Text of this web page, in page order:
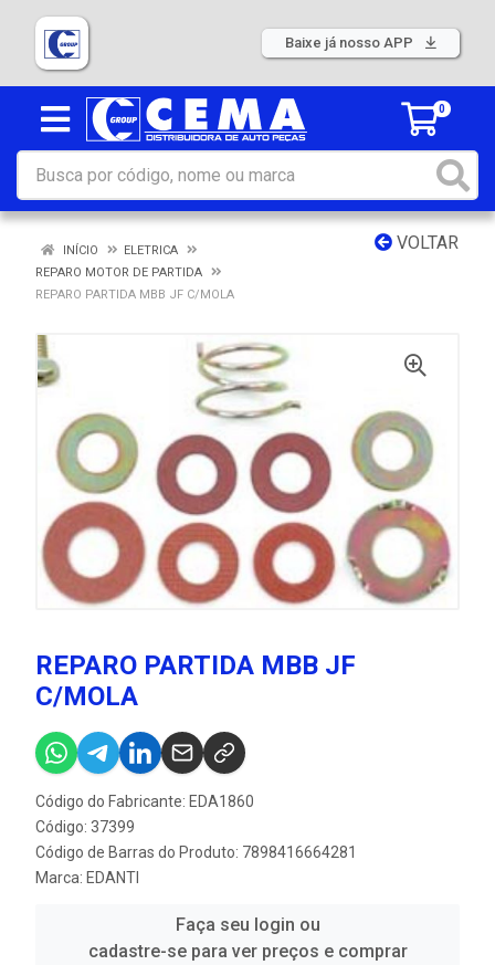
Baixe já nosso APP
0
VOLTAR
INÍCIO
ELETRICA
REPARO MOTOR DE PARTIDA
REPARO PARTIDA MBB JF C/MOLA
REPARO PARTIDA MBB JF
C/MOLA
Código do Fabricante: EDA1860
Código: 37399
Código de Barras do Produto: 7898416664281
Marca: EDANTI
Faça seu login ou
cadastre-se para ver preços e comprar